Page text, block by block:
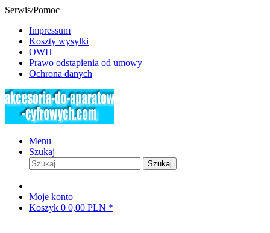
Serwis/Pomoc
Impressum
Koszty wysylki
OWH
Prawo odstapienia od umowy
Ochrona danych
Menu
Szukaj
Szukaj
Moje konto
Koszyk 0 0,00 PLN *